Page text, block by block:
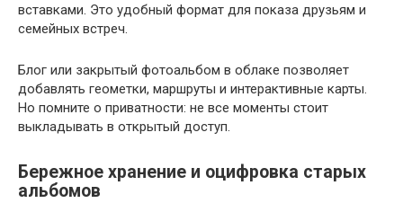
вставками. Это удобный формат для показа друзьям и
семейных встреч.
Блог или закрытый фотоальбом в облаке позволяет
добавлять геометки, маршруты и интерактивные карты.
Но помните о приватности: не все моменты стоит
выкладывать в открытый доступ.
Бережное хранение и оцифровка старых
альбомов